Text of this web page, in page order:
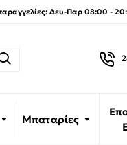
Δευ-Παρ 08:00 -
Μπαταρίες